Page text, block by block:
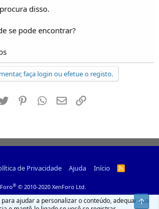
disso.
se pode encontrar?
faça login ou efetue o registo.
Twitter PinterestWhatsapp
Email
de Privacidade Ajuda Início
R
® © 2010-2020 XenForo Ltd.
para ajudar a personalizar o conteúdo, adequar sua
Top